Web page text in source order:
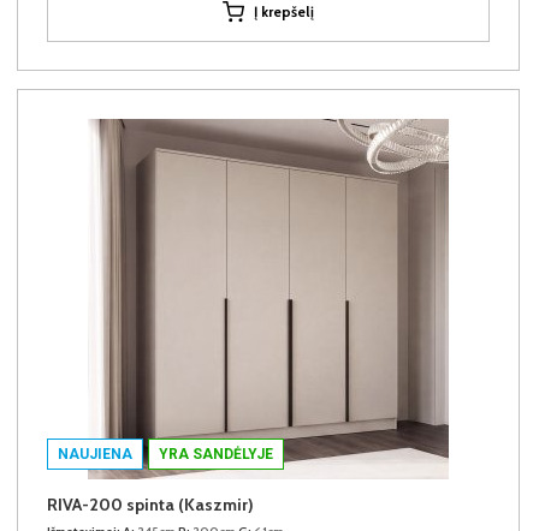
Į krepšelį
NAUJIENA YRA SANDĖLYJE
RIVA-200 spinta (Kaszmir)